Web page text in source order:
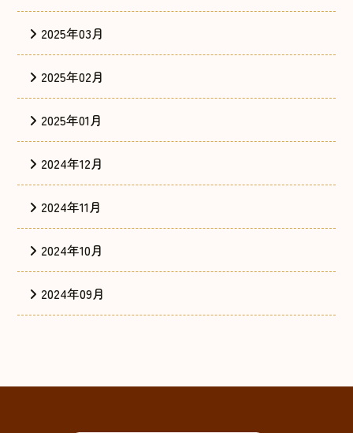
2025年03月
2025年02月
2025年01月
2024年12月
2024年11月
2024年10月
2024年09月